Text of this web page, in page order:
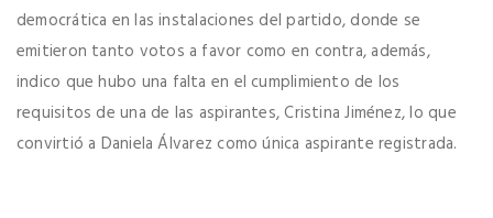
democrática en las instalaciones del partido, donde se
emitieron tanto votos a favor como en contra, además,
indico que hubo una falta en el cumplimiento de los
requisitos de una de las aspirantes, Cristina Jiménez, lo que
convirtió a Daniela Álvarez como única aspirante registrada.